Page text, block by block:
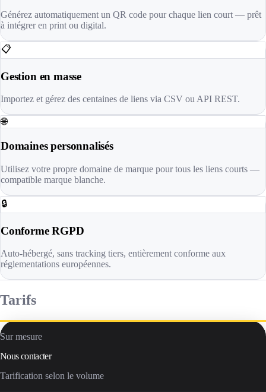
Générez automatiquement un QR code pour chaque lien court — prêt
à intégrer en print ou digital.
📋
Gestion en masse
Importez et gérez des centaines de liens via CSV ou API REST.
🌐
Domaines personnalisés
Utilisez votre propre domaine de marque pour tous les liens courts —
compatible marque blanche.
🔒
Conforme RGPD
Auto-hébergé, sans tracking tiers, entièrement conforme aux
réglementations européennes.
Tarifs
Sur mesure
Nous contacter
Tarification selon le volume